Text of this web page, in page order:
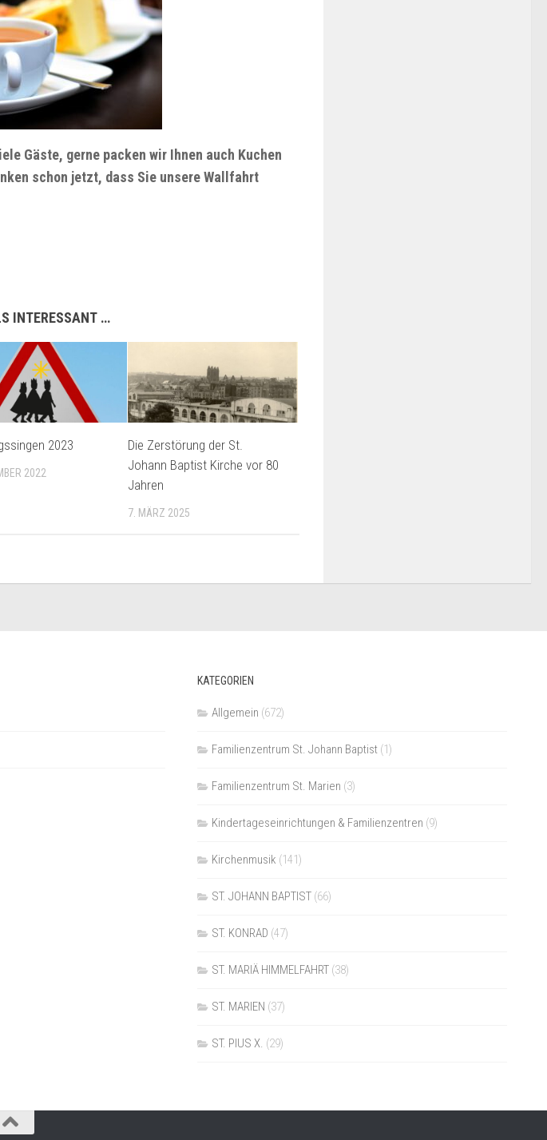
Gäste, gerne packen wir Ihnen auch Kuchen
schon jetzt, dass Sie unsere Wallfahrt
INTERESSANT …
2023
2022
Die Zerstörung der St.
Johann Baptist Kirche vor 80
Jahren
7. MÄRZ 2025
KATEGORIEN
Allgemein (672)
Familienzentrum St. Johann Baptist(1)
Familienzentrum St. Marien (3)
Kindertageseinrichtungen & Familienzentren (9)
Kirchenmusik (141)
ST. JOHANN BAPTIST(66)
ST. KONRAD (47)
ST. MARIÄ HIMMELFAHRT(38)
ST. MARIEN (37)
ST. PIUS X. (29)